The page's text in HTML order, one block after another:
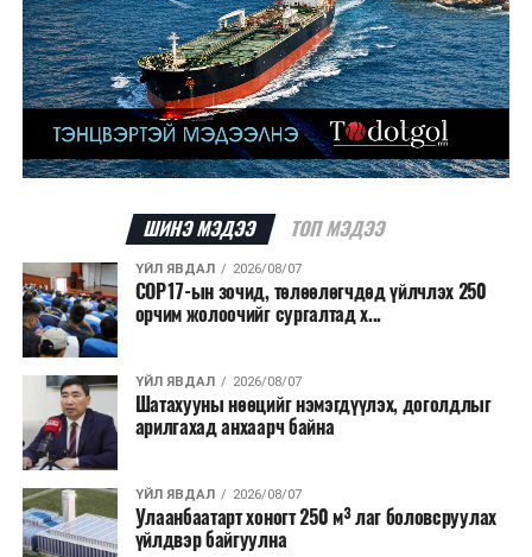
ШИНЭ МЭДЭЭ ТОП МЭДЭЭ
ҮЙЛ ЯВДАЛ 2026/08/07
COP17-ын зочид, төлөөлөгчдөд үйлчлэх 250
орчим жолоочийг сургалтад х...
ҮЙЛ ЯВДАЛ 2026/08/07
Шатахууны нөөцийг нэмэгдүүлэх, доголдлыг
арилгахад анхаарч байна
ҮЙЛ ЯВДАЛ 2026/08/07
Улаанбаатарт хоногт 250 м³ лаг боловсруулах
үйлдвэр байгуулна